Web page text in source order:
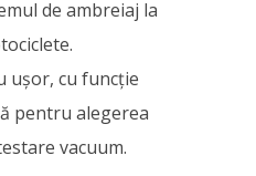
de ambreiaj la
ușor, cu funcție
pentru alegerea
vacuum.